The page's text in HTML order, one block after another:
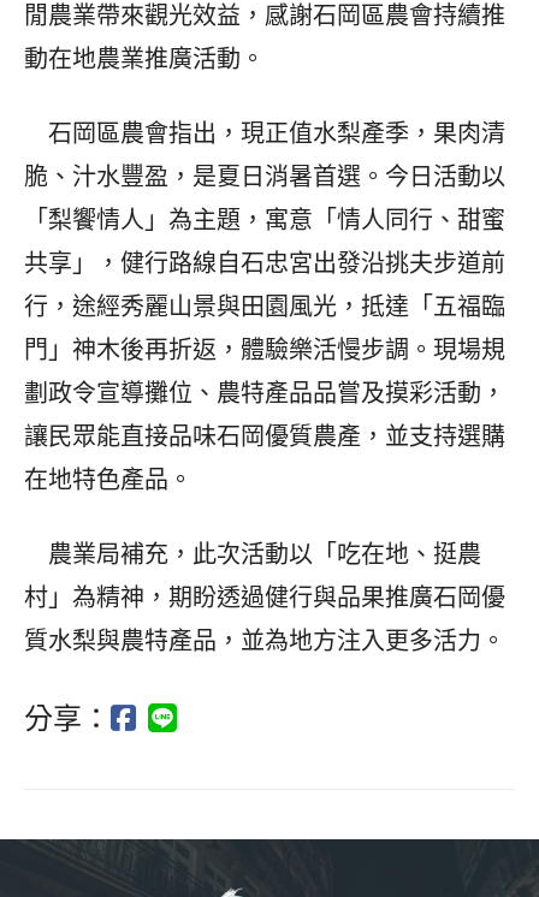
閒農業帶來觀光效益，感謝石岡區農會持續推
動在地農業推廣活動。
石岡區農會指出，現正值水梨產季，果肉清
脆、汁水豐盈，是夏日消暑首選。今日活動以
「梨饗情人」為主題，寓意「情人同行、甜蜜
共享」，健行路線自石忠宮出發沿挑夫步道前
行，途經秀麗山景與田園風光，抵達「五福臨
門」神木後再折返，體驗樂活慢步調。現場規
劃政令宣導攤位、農特產品品嘗及摸彩活動，
讓民眾能直接品味石岡優質農產，並支持選購
在地特色產品。
農業局補充，此次活動以「吃在地、挺農
村」為精神，期盼透過健行與品果推廣石岡優
質水梨與農特產品，並為地方注入更多活力。
分享：